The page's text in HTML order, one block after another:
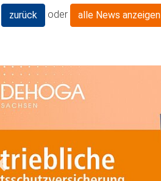
zurück oder alle News anzeigen
Previous